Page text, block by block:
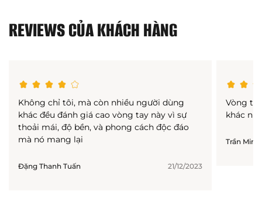
REVIEWS CỦA KHÁCH HÀNG
Không chỉ tôi, mà còn nhiều người dùng
khác đều đánh giá cao vòng tay này vì sự
thoải mái, độ bền, và phong cách độc đáo
mà nó mang lại
Đặng Thanh Tuấn 21/12/2023
Vòng
khác
Trần Minh